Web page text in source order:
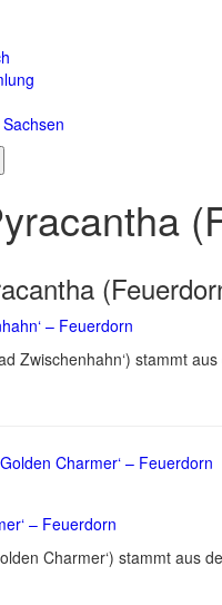
– Feuerdorn
Zwischenhahn‘) stammt
– Feuerdorn
Charmer‘) stammt aus